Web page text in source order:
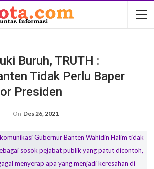
Buruh, TRUTH :
Tidak Perlu Baper
Presiden
On Des 26, 2021